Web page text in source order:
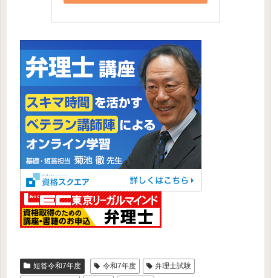
短答令和7年度 令和7年度
弁理士試験